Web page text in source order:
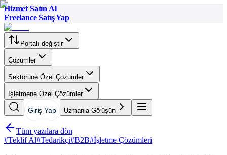
Hizmet Satın Al
Freelance Satış Yap
Portalı değiştir
Çözümler
Sektörüne Özel Çözümler
İşletmene Özel Çözümler
Giriş Yap Uzmanla Görüşün
Tüm yazılara dön
#Teklif Al#Tedarikçi#B2B#İşletme Çözümleri